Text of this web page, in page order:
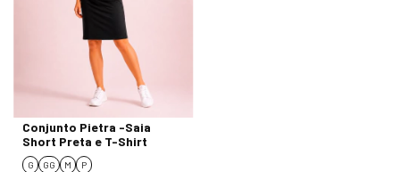
Conjunto Pietra -Saia
Short Preta e T-Shirt
G GG M P